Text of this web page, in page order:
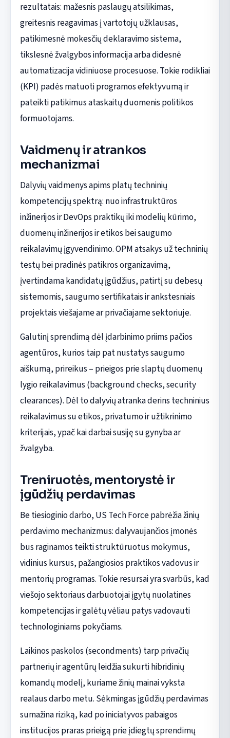
rezultatais: mažesnis paslaugų atsilikimas,
greitesnis reagavimas į vartotojų užklausas,
patikimesnė mokesčių deklaravimo sistema,
tikslesnė žvalgybos informacija arba didesnė
automatizacija vidiniuose procesuose. Tokie rodikliai
(KPI) padės matuoti programos efektyvumą ir
pateikti patikimus ataskaitų duomenis politikos
formuotojams.
Vaidmenų ir atrankos
mechanizmai
Dalyvių vaidmenys apims platų techninių
kompetencijų spektrą: nuo infrastruktūros
inžinerijos ir DevOps praktikų iki modelių kūrimo,
duomenų inžinerijos ir etikos bei saugumo
reikalavimų įgyvendinimo. OPM atsakys už techninių
testų bei pradinės patikros organizavimą,
įvertindama kandidatų įgūdžius, patirtį su debesų
sistemomis, saugumo sertifikatais ir ankstesniais
projektais viešajame ar privačiajame sektoriuje.
Galutinį sprendimą dėl įdarbinimo priims pačios
agentūros, kurios taip pat nustatys saugumo
aiškumą, prireikus – prieigos prie slaptų duomenų
lygio reikalavimus (background checks, security
clearances). Dėl to dalyvių atranka derins techninius
reikalavimus su etikos, privatumo ir užtikrinimo
kriterijais, ypač kai darbai susiję su gynyba ar
žvalgyba.
Treniruotės, mentorystė ir
įgūdžių perdavimas
Be tiesioginio darbo, US Tech Force pabrėžia žinių
perdavimo mechanizmus: dalyvaujančios įmonės
bus raginamos teikti struktūruotus mokymus,
vidinius kursus, pažangiosios praktikos vadovus ir
mentorių programas. Tokie resursai yra svarbūs, kad
viešojo sektoriaus darbuotojai įgytų nuolatines
kompetencijas ir galėtų vėliau patys vadovauti
technologiniams pokyčiams.
Laikinos paskolos (secondments) tarp privačių
partnerių ir agentūrų leidžia sukurti hibridinių
komandų modelį, kuriame žinių mainai vyksta
realaus darbo metu. Sėkmingas įgūdžių perdavimas
sumažina riziką, kad po iniciatyvos pabaigos
institucijos praras prieigą prie įdiegtų sprendimų